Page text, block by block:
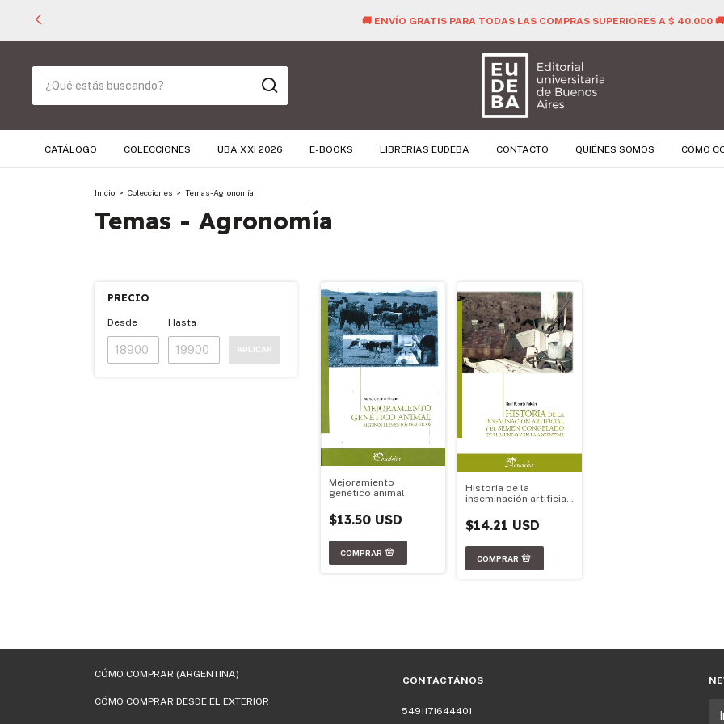
🚚 ENVÍO GRATIS PARA TODAS LAS COMPRAS SUPERIORES A $ 40.000 🚚
CATÁLOGO COLECCIONES UBA XXI 2026 E-BOOKS LIBRERÍAS EUDEBA CONTACTO QUIÉNES SOMOS CÓMO
Inicio > Colecciones > Temas - Agronomía
Temas - Agronomía
PRECIO
Desde Hasta
APLICAR
Mejoramiento
genético animal
$13.50 USD
Historia de la
inseminación artificial
en el mundo y en la
Argentina
$14.21 USD
CÓMO COMPRAR (ARGENTINA)
CÓMO COMPRAR DESDE EL EXTERIOR
CONTACTÁNOS
5491171644401